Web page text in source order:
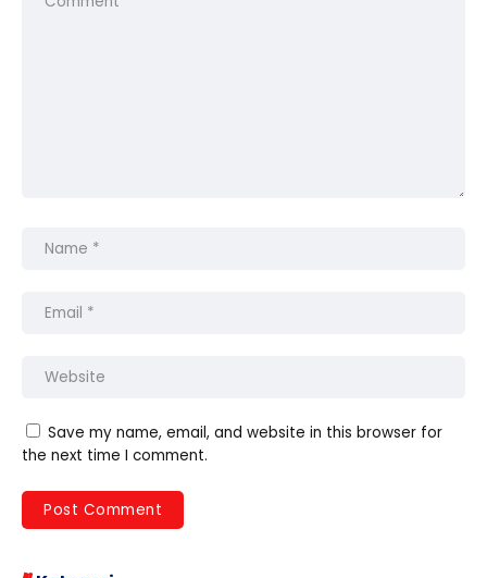
Save my name, email, and website in this browser for
the next time I comment.